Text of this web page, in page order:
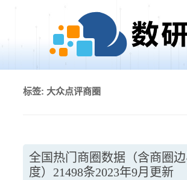
标签: 大众点评商圈
全国热门商圈数据（含商圈
度）21498条2023年9月更新